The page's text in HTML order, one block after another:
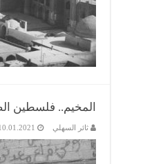
المخيم.. فلسطين
ثائر السهلي